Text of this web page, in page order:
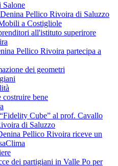
Salone
Pellico Rivoira di Saluzzo
a Costigliole
all'istituto superirore
Pellico Rivoira partecipa a
dei geometri
costruire bene
Cube” al prof. Cavallo
di Saluzzo
Pellico Rivoira riceve un
dei partigiani in Valle Po per